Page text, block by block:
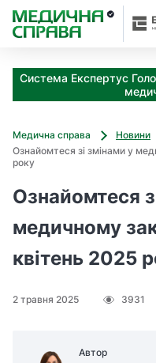
Система Експертус
Медична справа Новини
Ознайомтеся зі змінами у
року
Ознайомтеся
медичному
квітень 2025
2 травня 2025 3931
Автор
З
а
к
з
о
д
м
ж